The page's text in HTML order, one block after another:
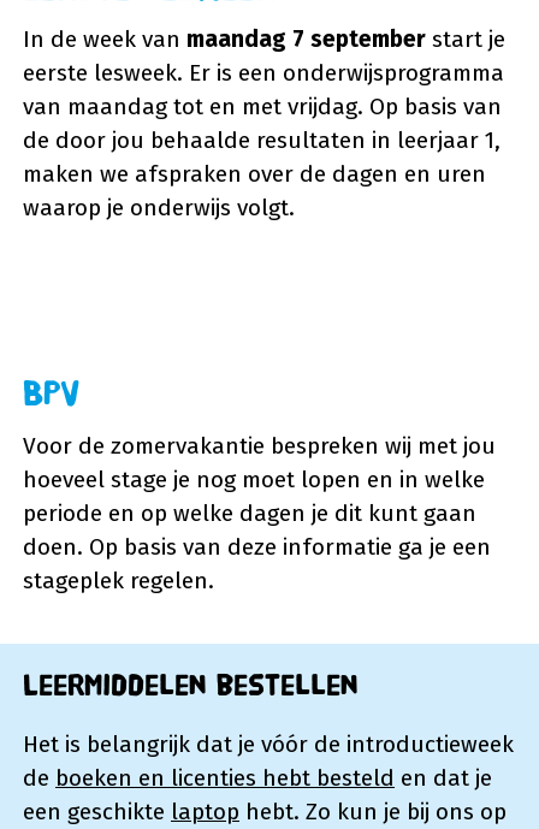
In de week van maandag 7 september start je
eerste lesweek. Er is een onderwijsprogramma
van maandag tot en met vrijdag. Op basis van
de door jou behaalde resultaten in leerjaar 1,
maken we afspraken over de dagen en uren
waarop je onderwijs volgt.
BPV
Voor de zomervakantie bespreken wij met jou
hoeveel stage je nog moet lopen en in welke
periode en op welke dagen je dit kunt gaan
doen. Op basis van deze informatie ga je een
stageplek regelen.
Leermiddelen bestellen
Het is belangrijk dat je vóór de introductieweek
de boeken en licenties hebt besteld en dat je
een geschikte laptop hebt. Zo kun je bij ons op